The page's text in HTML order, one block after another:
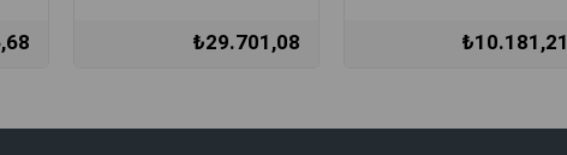
₺29.701,08 ₺10.181,21